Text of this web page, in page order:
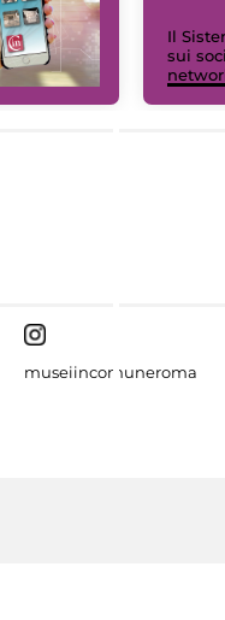
Il
sui
museiincomuneroma